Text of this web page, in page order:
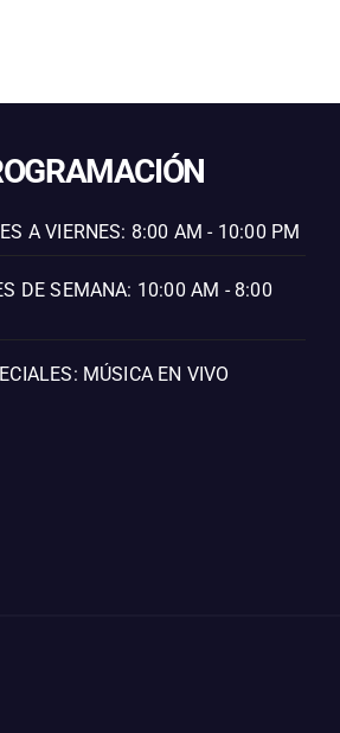
A VIERNES: 8:00 AM - 10:00 PM
DE SEMANA: 10:00 AM - 8:00
MÚSICA EN VIVO